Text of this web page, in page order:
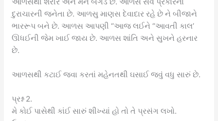
આળસથી શરીર અને મન બગડે છે. આળસ સર્વ પ્રકારના
દુરાચારની જનેતા છે. આળસુ માણસ દેવાદાર રહે છે ને બીજાને
ભારરૂપ બને છે. આળસ આપણી “આજ લઈને “આવતી કાલ’
ઊધઈની જેમ ખાઈ જાય છે. આળસ શાંતિ અને સુખને હરનાર
છે.
આળસથી કટાઈ જવા કરતાં મહેનતથી ઘસાઈ જવું વધુ સારું છે.
પ્રશ્ન 2.
મે કોઈ પાસેથી કાંઈ સારું શીખ્યાં હો તો તે પ્રસંગ લખો.